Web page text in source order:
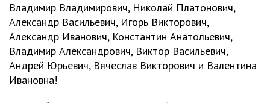
Владимир Владимирович, Николай Платонович,
Александр Васильевич, Игорь Викторович,
Александр Иванович, Константин Анатольевич,
Владимир Александрович, Виктор Васильевич,
Андрей Юрьевич, Вячеслав Викторович и Валентина
Ивановна!